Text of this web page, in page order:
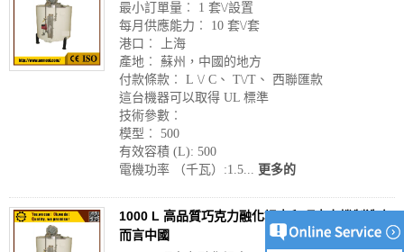
最小訂單量︰ 1 套\/設置
每月供應能力︰ 10 套\/套
港口︰ 上海
產地︰ 蘇州，中國的地方
付款條款︰ L \/ C、 T\/T、 西聯匯款
這台機器可以取得 UL 標準
技術參數︰
模型︰ 500
有效容積 (L): 500
電機功率 （千瓦）:1.5... 更多的
1000 L 高品質巧克力融化坦克和巧克力機制造商
而言中國